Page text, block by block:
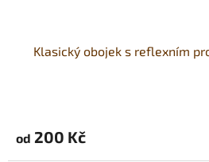
Klasický obojek s reflexním
od 200 Kč